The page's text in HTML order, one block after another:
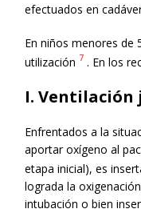
efectuados en
En niños menores de
utilización 7 . En los
I.
Enfrentados a la
aportar oxígeno al
etapa inicial), es
lograda la
intubación o bien